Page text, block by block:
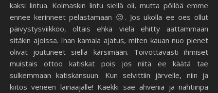
kaksi lintua. Kolmaskin lintu siellä oli, mutta pöllöä emme
ennee kerinneet pelastamaan 😔. Jos ukolla ee oes ollut
päivystysviikkoo, oltais ehkä vielä ehitty aattammaan
sitäkin ajoissa. Ihan kamala ajatus, miten kauan nuo pienet
olivat joutuneet siellä kärsimään. Toivottavasti ihmiset
muistais ottoo katiskat pois jos niitä ee käätä tae
sulkemmaan katiskansuun. Kun selvittiin järvelle, niin ja
kiitos veneen lainaajalle! Kaekki sae ahvenia ja nähtiinpä